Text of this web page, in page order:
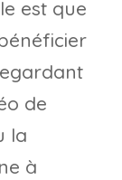
est que
de
la
à